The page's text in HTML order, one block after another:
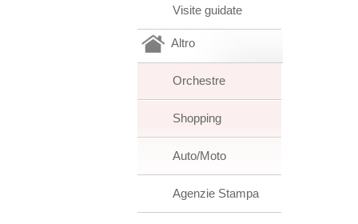
Visite guidate
Altro
Orchestre
Shopping
Auto/Moto
Agenzie Stampa